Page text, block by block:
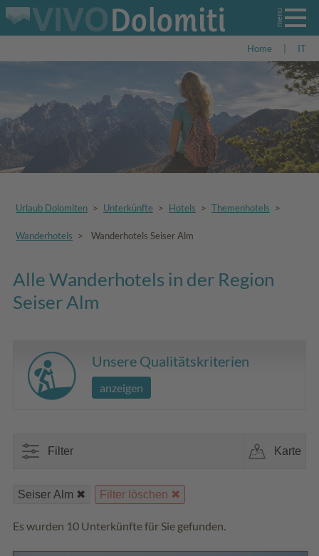
Home IT
Urlaub Dolomiten > Unterkünfte > Hotels > Themenhotels >
Wanderhotels > Wanderhotels Seiser Alm
Alle Wanderhotels in der Region
Seiser Alm
Unsere Qualitätskriterien
anzeigen
Filter Karte
Seiser Alm Filter löschen
Es wurden 10 Unterkünfte für Sie gefunden.